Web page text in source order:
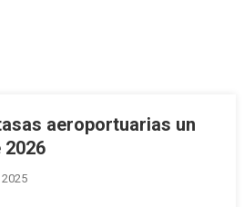
aeroportuarias un
2026